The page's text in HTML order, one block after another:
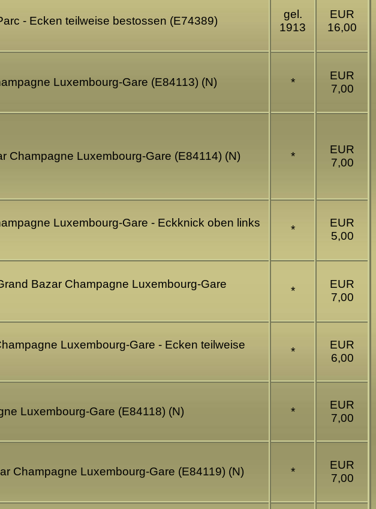
- Ecken teilweise bestossen (E74389)
gel.
1913
EUR
16,00
Luxembourg-Gare (E84113) (N) *
EUR
7,00
Champagne Luxembourg-Gare (E84114) (N) *
EUR
7,00
Luxembourg-Gare - Eckknick oben links
*
EUR
5,00
Bazar Champagne Luxembourg-Gare
*
EUR
7,00
Luxembourg-Gare - Ecken teilweise
*
EUR
6,00
Luxembourg-Gare (E84118) (N) *
EUR
7,00
Champagne Luxembourg-Gare (E84119) (N) *
EUR
7,00